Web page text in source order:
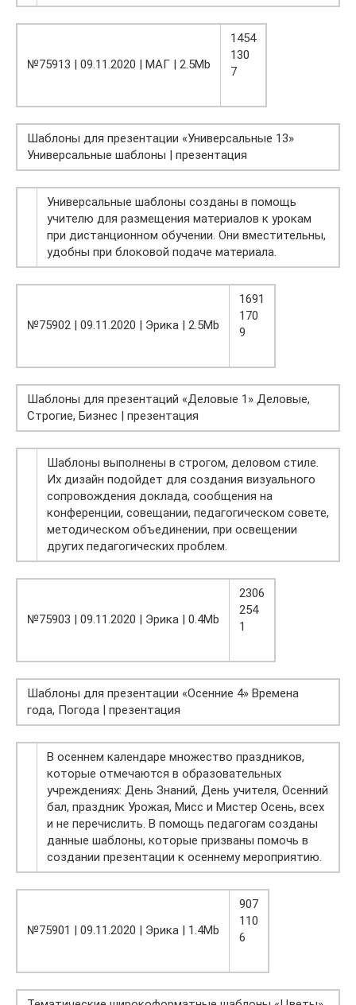
№75913 | 09.11.2020 | МАГ | 2.5Mb
1454
130
7
Шаблоны для презентации «Универсальные 13»
Универсальные шаблоны | презентация
Универсальные шаблоны созданы в помощь
учителю для размещения материалов к урокам
при дистанционном обучении. Они вместительны,
удобны при блоковой подаче материала.
№75902 | 09.11.2020 | Эрика | 2.5Mb
1691
170
9
Шаблоны для презентаций «Деловые 1» Деловые,
Строгие, Бизнес | презентация
Шаблоны выполнены в строгом, деловом стиле.
Их дизайн подойдет для создания визуального
сопровождения доклада, сообщения на
конференции, совещании, педагогическом совете,
методическом объединении, при освещении
других педагогических проблем.
№75903 | 09.11.2020 | Эрика | 0.4Mb
2306
254
1
Шаблоны для презентации «Осенние 4» Времена
года, Погода | презентация
В осеннем календаре множество праздников,
которые отмечаются в образовательных
учреждениях: День Знаний, День учителя, Осенний
бал, праздник Урожая, Мисс и Мистер Осень, всех
и не перечислить. В помощь педагогам созданы
данные шаблоны, которые призваны помочь в
создании презентации к осеннему мероприятию.
№75901 | 09.11.2020 | Эрика | 1.4Mb
907
110
6